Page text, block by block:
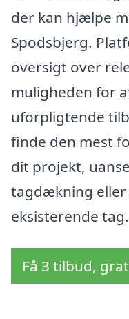
der kan hjælpe
Spodsbjerg.
oversigt over
muligheden for
uforpligtende
finde den mest
dit projekt,
tagdækning
eksisterende tag.
Få 3 tilbud,